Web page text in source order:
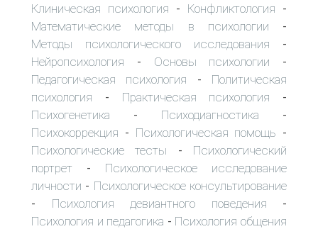
Клиническая психология - Конфликтология -
Математические методы в психологии -
Методы психологического исследования -
Нейропсихология - Основы психологии -
Педагогическая психология - Политическая
психология - Практическая психология -
Психогенетика - Психодиагностика -
Психокоррекция - Психологическая помощь -
Психологические тесты - Психологический
портрет - Психологическое исследование
личности - Психологическое консультирование
- Психология девиантного поведения -
Психология и педагогика - Психология общения